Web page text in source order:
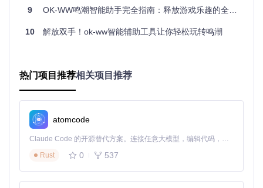
转换规则：通过配置文件定义状态间的转移条件与优先级
冲突解决：采用权重投票机制处理多状态同时激活的冲突场
景
输入延迟：平均12ms，较PyAutoGUI降低76%
后台模式：支持窗口最小化或被遮挡时的操作执行
多线程设计：输入模拟与图像识别并行处理，避免相互阻塞
专家提示
低，对于规则明确的游戏自动化场景比神经网络决策更可
靠，同时便于普通用户理解和修改逻辑。
1.2 动态适配技术：如何解决多分辨率与UI变化难题？
动态分辨率适配技术是ok-ww的核心创新之一，解决了不同玩
家显示器分辨率差异导致的识别偏差问题。系统会在启动时自
9 OK-WW鸣潮智能助手完全指南：释放游戏乐趣的全新体验
10 解放双手！ok-ww智能辅助工具让你轻松玩转鸣潮
热门项目推荐相关项目推荐
atomcode
Claude Code 的开源替代方案。连接任意大模型，编辑代码，运行命令，自动验证 — 全自动执行。用 Rust 构建，极致性能。 ｜ An open-source alternative to Claude Code. Connect any LLM, edit code, run commands, and verify changes — autonomously. Built in Rust for speed. Get Started
Rust
0 537